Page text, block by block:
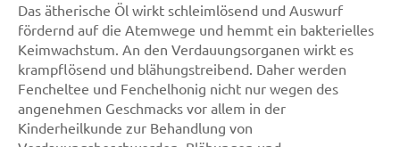
Das ätherische Öl wirkt schleimlösend und Auswurf
fördernd auf die Atemwege und hemmt ein bakterielles
Keimwachstum. An den Verdauungsorganen wirkt es
krampflösend und blähungstreibend. Daher werden
Fencheltee und Fenchelhonig nicht nur wegen des
angenehmen Geschmacks vor allem in der
Kinderheilkunde zur Behandlung von